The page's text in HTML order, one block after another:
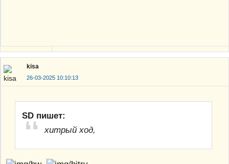
kisa
26-03-2025 10:10:13
SD пишет:
хитрый ход,